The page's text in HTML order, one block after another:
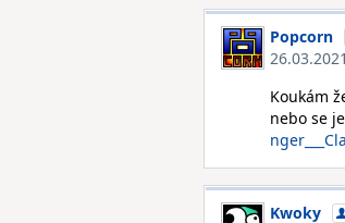
Popcorn
Koukám
nebo se
Kwoky